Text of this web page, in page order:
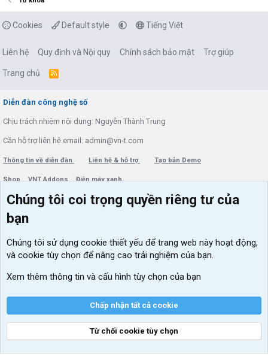
Cookies Default style Tiếng Việt
Liên hệ Quy định và Nội quy Chính sách bảo mật Trợ giúp
Trang chủ
R
Diễn đàn công nghệ số
Chịu trách nhiệm nội dung: Nguyễn Thành Trung
Cần hỗ trợ liên hệ email: admin@vn-t.com
Thông tin về diễn đàn Liên hệ & hỗ trợ Tạo bản Demo
Shop VNT Addons Điện máy xanh
Menu thành viên
Đăng nhập
Diễn đàn
Kích hoạt Windows/ Office miễn phí
VIP add-ons Xenforo
Khuyến mãi và tài trợ
Chúng tôi coi trọng quyền riêng tư của
bạn
Chúng tôi sử dụng cookie thiết yếu để trang web này hoạt động,
và cookie tùy chọn để nâng cao trải nghiệm của bạn.
Xem thêm thông tin và cấu hình tùy chọn của bạn
Chấp nhận tất cả cookie
Từ chối cookie tùy chọn